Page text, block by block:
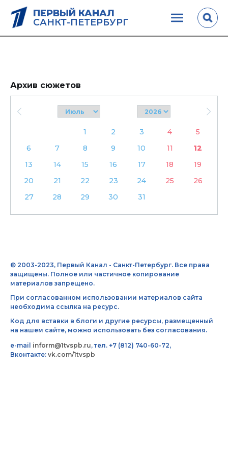
ПЕРВЫЙ КАНАЛ
САНКТ-ПЕТЕРБУРГ
Архив сюжетов
1 2 3 4
5
6
7 8 9 10 11
12
13
14 15 16 17 18
19
20
21 22 23 24 25
26
27
28 29 30 31
© 2003-2023, Первый Канал - Санкт-Петербург. Все права
защищены. Полное или частичное копирование
материалов запрещено.
При согласованном использовании материалов сайта
необходима ссылка на ресурс.
Код для вставки в блоги и другие ресурсы, размещенный
на нашем сайте, можно использовать без согласования.
e-mail inform@1tvspb.ru, тел. +7 (812) 740-60-72,
Вконтакте: vk.com/1tvspb